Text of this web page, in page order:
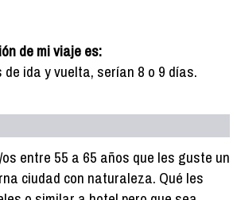
de mi viaje es:
ida y vuelta, serían 8 o 9 días.
entre 55 a 65 años que les guste un
ciudad con naturaleza. Qué les